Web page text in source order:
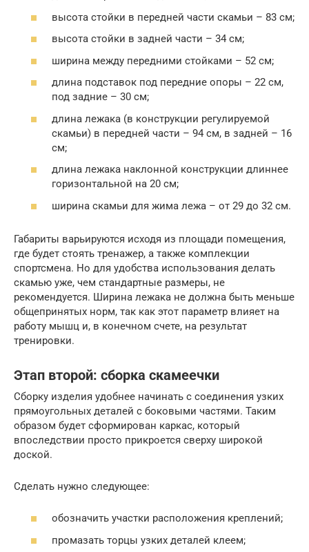
высота стойки в передней части скамьи – 83 см;
высота стойки в задней части – 34 см;
ширина между передними стойками – 52 см;
длина подставок под передние опоры – 22 см,
под задние – 30 см;
длина лежака (в конструкции регулируемой
скамьи) в передней части – 94 см, в задней – 16
см;
длина лежака наклонной конструкции длиннее
горизонтальной на 20 см;
ширина скамьи для жима лежа – от 29 до 32 см.
Габариты варьируются исходя из площади помещения,
где будет стоять тренажер, а также комплекции
спортсмена. Но для удобства использования делать
скамью уже, чем стандартные размеры, не
рекомендуется. Ширина лежака не должна быть меньше
общепринятых норм, так как этот параметр влияет на
работу мышц и, в конечном счете, на результат
тренировки.
Этап второй: сборка скамеечки
Сборку изделия удобнее начинать с соединения узких
прямоугольных деталей с боковыми частями. Таким
образом будет сформирован каркас, который
впоследствии просто прикроется сверху широкой
доской.
Сделать нужно следующее:
обозначить участки расположения креплений;
промазать торцы узких деталей клеем;